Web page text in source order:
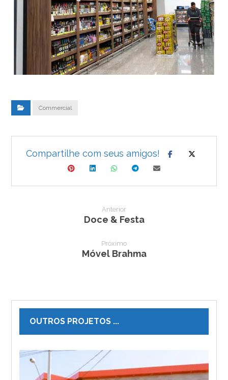
Commercial
Anterior
Doce & Festa
Próximo
Móvel Brahma
OUTROS PROJETOS ...